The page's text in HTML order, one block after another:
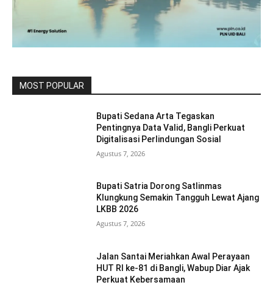
MOST POPULAR
Bupati Sedana Arta Tegaskan
Pentingnya Data Valid, Bangli Perkuat
Digitalisasi Perlindungan Sosial
Agustus 7, 2026
Bupati Satria Dorong Satlinmas
Klungkung Semakin Tangguh Lewat Ajang
LKBB 2026
Agustus 7, 2026
Jalan Santai Meriahkan Awal Perayaan
HUT RI ke-81 di Bangli, Wabup Diar Ajak
Perkuat Kebersamaan